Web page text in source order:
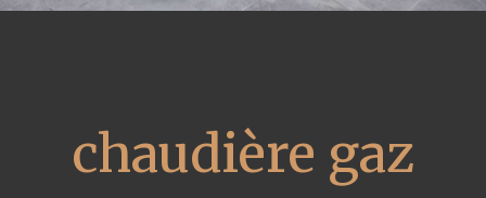
chaudière gaz